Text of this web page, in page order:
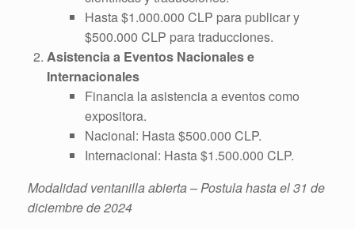
Hasta $1.000.000 CLP para publicar y
$500.000 CLP para traducciones.
Asistencia a Eventos Nacionales e
Internacionales
Financia la asistencia a eventos como
expositora.
Nacional: Hasta $500.000 CLP.
Internacional: Hasta $1.500.000 CLP.
Modalidad ventanilla abierta – Postula hasta el 31 de
diciembre de 2024